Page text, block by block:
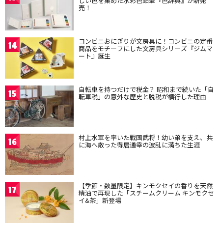
売！
14 コンビニおにぎりが文房具に！コンビニの定番
商品をモチーフにした文房具シリーズ『ジムマ
ート』誕生
15 自転車を持つだけで税金？ 昭和まで続いた「自
転車税」の意外な歴史と脱税が横行した理由
16 村上水軍を率いた戦国武将！幼い弟を支え、共
に海へ散った得居通幸の波乱に満ちた生涯
17 【季節・数量限定】キンモクセイの香りを天然
精油で再現した「スチームクリーム キンモクセ
イ&茶」新登場